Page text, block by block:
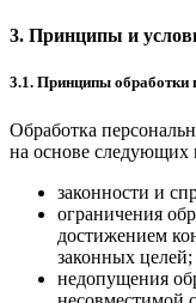
3. Принципы и
3.1. Принципы обработки
Обработка
на основе следующих
законности и
ограничения
достижением
законных целей;
недопущения